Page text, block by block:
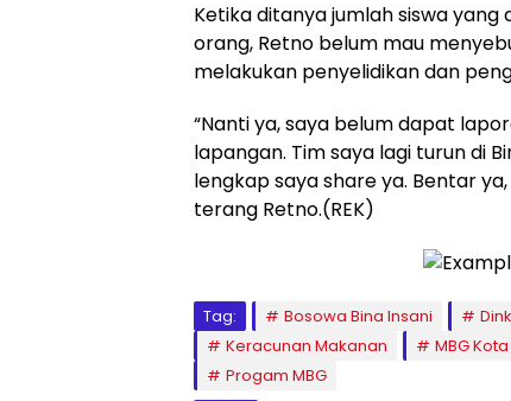
Ketika ditanya jumlah siswa
orang, Retno belum mau
melakukan penyelidikan dan
“Nanti ya, saya belum dapat
lapangan. Tim saya lagi turun di
lengkap saya share ya. Bentar
terang Retno.(REK)
Tag: Bosowa Bina Insani
Keracunan Makanan
MBG
Progam MBG